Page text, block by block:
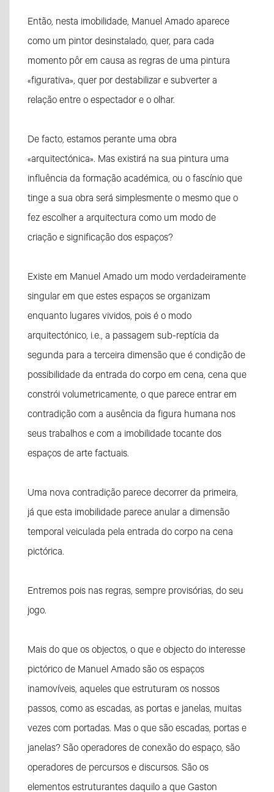
Então, nesta imobilidade, Manuel Amado aparece
como um pintor desinstalado, quer, para cada
momento pôr em causa as regras de uma pintura
«figurativa», quer por destabilizar e subverter a
relação entre o espectador e o olhar.
De facto, estamos perante uma obra
«arquitectónica». Mas existirá na sua pintura uma
influência da formação académica, ou o fascínio que
tinge a sua obra será simplesmente o mesmo que o
fez escolher a arquitectura como um modo de
criação e significação dos espaços?
Existe em Manuel Amado um modo verdadeiramente
singular em que estes espaços se organizam
enquanto lugares vividos, pois é o modo
arquitectónico, i.e., a passagem sub-reptícia da
segunda para a terceira dimensão que é condição de
possibilidade da entrada do corpo em cena, cena que
constrói volumetricamente, o que parece entrar em
contradição com a ausência da figura humana nos
seus trabalhos e com a imobilidade tocante dos
espaços de arte factuais.
Uma nova contradição parece decorrer da primeira,
já que esta imobilidade parece anular a dimensão
temporal veiculada pela entrada do corpo na cena
pictórica.
Entremos pois nas regras, sempre provisórias, do seu
jogo.
Mais do que os objectos, o que e objecto do interesse
pictórico de Manuel Amado são os espaços
inamovíveis, aqueles que estruturam os nossos
passos, como as escadas, as portas e janelas, muitas
vezes com portadas. Mas o que são escadas, portas e
janelas? São operadores de conexão do espaço, são
operadores de percursos e discursos. São os
elementos estruturantes daquilo a que Gaston